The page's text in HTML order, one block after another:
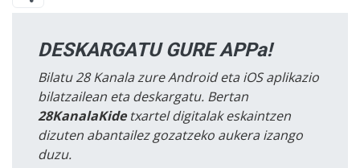
DESKARGATU GURE APPa!
Bilatu 28 Kanala zure Android eta iOS aplikazio
bilatzailean eta deskargatu. Bertan
28KanalaKidetxartel digitalak eskaintzen
dizuten abantailez gozatzeko aukera izango
duzu.